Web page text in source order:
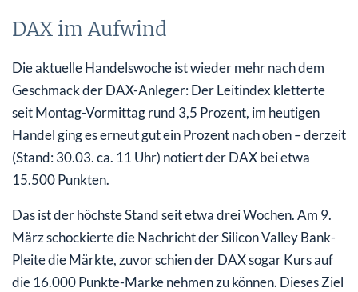
DAX im Aufwind
Die aktuelle Handelswoche ist wieder mehr nach dem
Geschmack der DAX-Anleger: Der Leitindex kletterte
seit Montag-Vormittag rund 3,5 Prozent, im heutigen
Handel ging es erneut gut ein Prozent nach oben – derzeit
(Stand: 30.03. ca. 11 Uhr) notiert der DAX bei etwa
15.500 Punkten.
Das ist der höchste Stand seit etwa drei Wochen. Am 9.
März schockierte die Nachricht der Silicon Valley Bank-
Pleite die Märkte, zuvor schien der DAX sogar Kurs auf
die 16.000 Punkte-Marke nehmen zu können. Dieses Ziel